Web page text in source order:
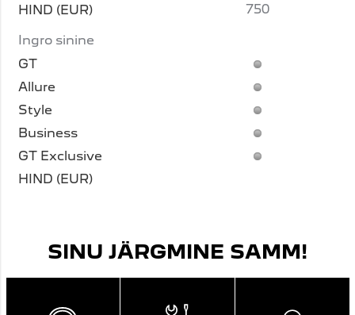
750
Ingro sinine
SINU JÄRGMINE SAMM!